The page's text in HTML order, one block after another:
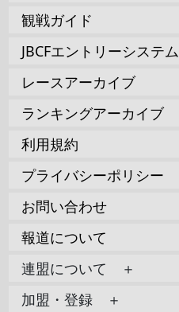
観戦ガイド
JBCFエントリーシステム
レースアーカイブ
ランキングアーカイブ
利用規約
プライバシーポリシー
お問い合わせ
報道について
連盟について ＋
加盟・登録 ＋